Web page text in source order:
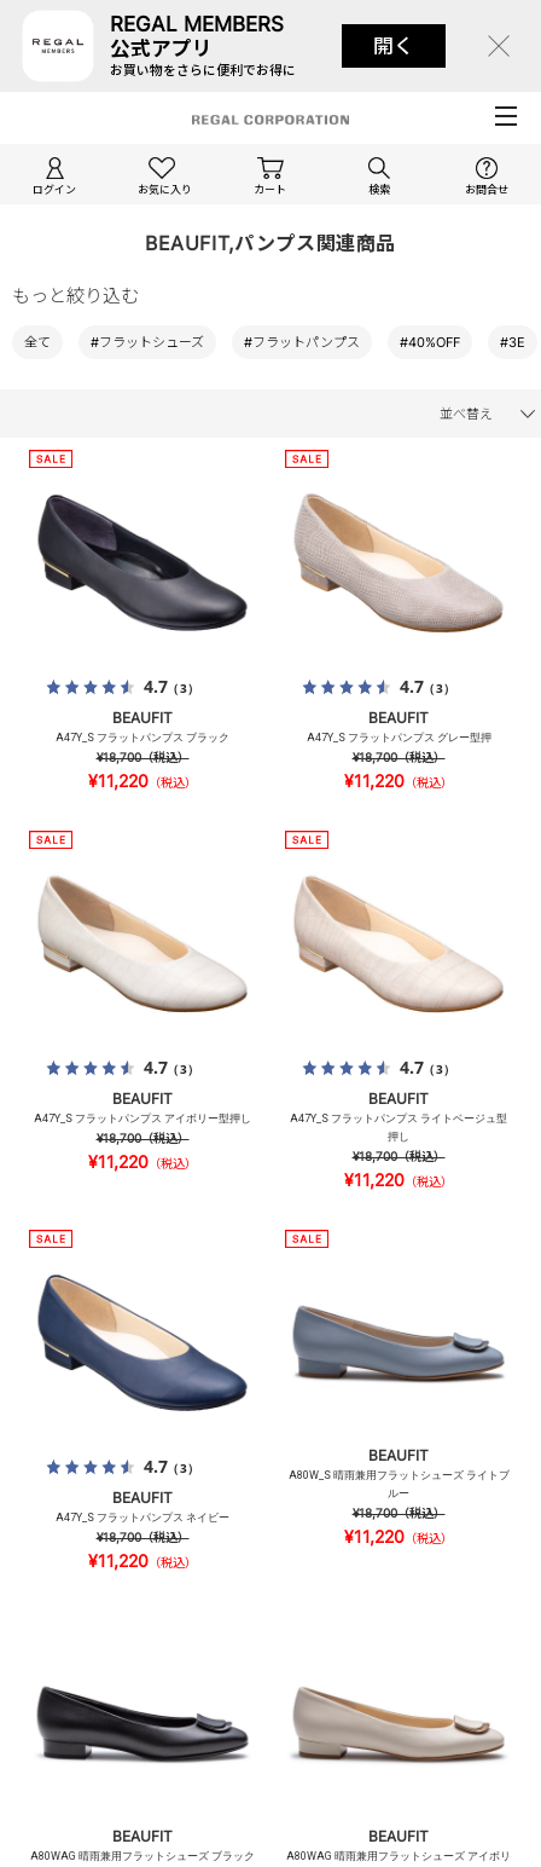
REGAL MEMBERS
公式アプリ
お買い物をさらに便利でお得に
開く
ログイン お気に入り カート 検索 お問合せ
BEAUFIT,パンプス関連商品
もっと絞り込む
全て #フラットシューズ #フラットパンプス #40%OFF #3E
並べ替え
4.7（3）
BEAUFIT
A47Y_S フラットパンプス ブラック
¥18,700（税込）
¥11,220 （税込）
4.7（3）
BEAUFIT
A47Y_S フラットパンプス グレー型押
¥18,700（税込）
¥11,220 （税込）
4.7（3）
BEAUFIT
A47Y_S フラットパンプス アイボリー型押し
¥18,700（税込）
¥11,220 （税込）
4.7（3）
BEAUFIT
A47Y_S フラットパンプス ライトベージュ型
押し
¥18,700（税込）
¥11,220 （税込）
4.7（3）
BEAUFIT
A47Y_S フラットパンプス ネイビー
¥18,700（税込）
¥11,220 （税込）
BEAUFIT
A80W_S 晴雨兼用フラットシューズ ライトブ
ルー
¥18,700（税込）
¥11,220 （税込）
BEAUFIT
A80WAG 晴雨兼用フラットシューズ ブラック
BEAUFIT
A80WAG 晴雨兼用フラットシューズ アイボリ